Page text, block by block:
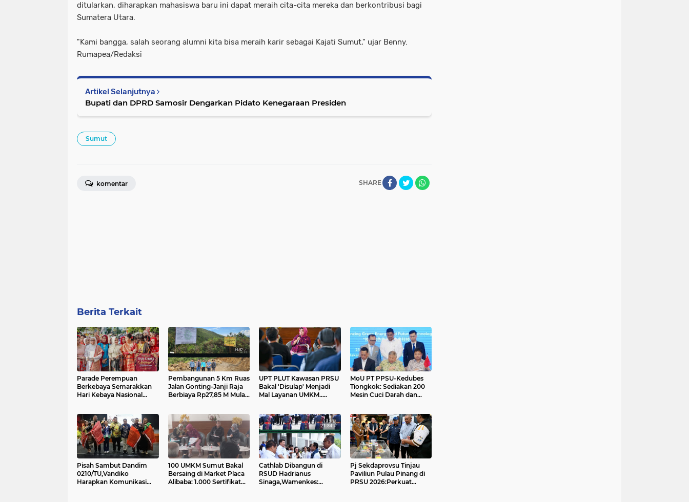
ditularkan, diharapkan mahasiswa baru ini dapat meraih cita-cita mereka dan berkontribusi bagi
Sumatera Utara.
"Kami bangga, salah seorang alumni kita bisa meraih karir sebagai Kajati Sumut," ujar Benny.
Rumapea/Redaksi
Artikel Selanjutnya
Bupati dan DPRD Samosir Dengarkan Pidato Kenegaraan Presiden
Sumut
SHARE
komentar
Berita Terkait
Parade Perempuan
Berkebaya Semarakkan
Hari Kebaya Nasional
Harahap
Pembangunan 5 Km Ruas
Jalan Gonting-Janji Raja
Berbiaya Rp27,85 M Mulai
UPT PLUT Kawasan PRSU
Bakal 'Disulap' Menjadi
Mal Layanan UMKM.....
MoU PT PPSU-Kedubes
Tiongkok: Sediakan 200
Mesin Cuci Darah dan
Pisah Sambut Dandim
0210/TU,Vandiko
Harapkan Komunikasi
100 UMKM Sumut Bakal
Bersaing di Market Placa
Alibaba: 1.000 Sertifikat
Cathlab Dibangun di
RSUD Hadrianus
Sinaga,Wamenkes:
Pj Sekdaprovsu Tinjau
Paviliun Pulau Pinang di
PRSU 2026:Perkuat